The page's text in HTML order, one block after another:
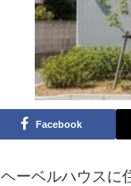
Facebook
ヘーベルハウスに